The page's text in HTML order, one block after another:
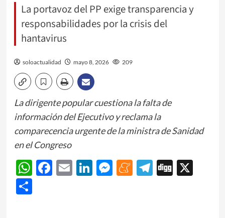
La portavoz del PP exige transparencia y
responsabilidades por la crisis del
hantavirus
soloactualidad mayo 8, 2026 209
La dirigente popular cuestiona la falta de
información del Ejecutivo y reclama la
comparecencia urgente de la ministra de Sanidad
en el Congreso
WhatsApp
Facebook
EmailLinkedIn
Messenger
Meneame
Telegram
Digg
X
Share